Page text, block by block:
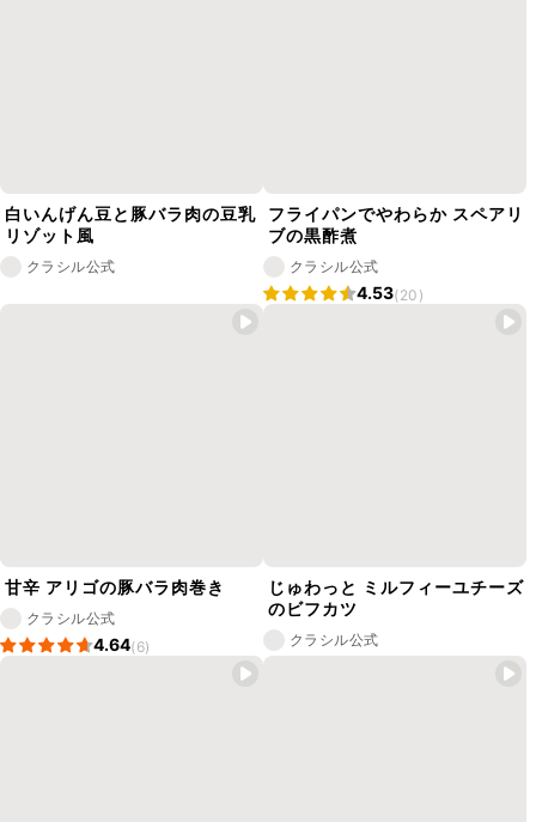
白いんげん豆と豚バラ肉の豆乳
リゾット風
クラシル公式
フライパンでやわらか スペアリ
ブの黒酢煮
クラシル公式
4.53(20)
甘辛 アリゴの豚バラ肉巻き
クラシル公式
4.64(6)
じゅわっと ミルフィーユチーズ
のビフカツ
クラシル公式